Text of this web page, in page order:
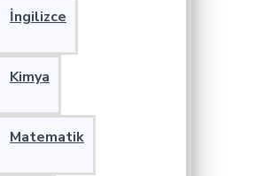
İngilizce
Kimya
Matematik